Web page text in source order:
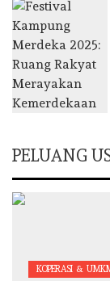
PELUANG
KOPERASI &